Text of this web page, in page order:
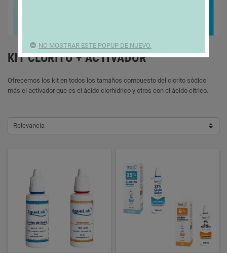
KIT CLORITO + ACTIVADOR
Ofrecemos los kit en todos los tamaños compuesto del clorito sódico
más el activador que es el ácido clorhídrico y otros con el ácido cítrico.
Relevancia
NO MOSTRAR ESTE POPUP DE NUEVO.